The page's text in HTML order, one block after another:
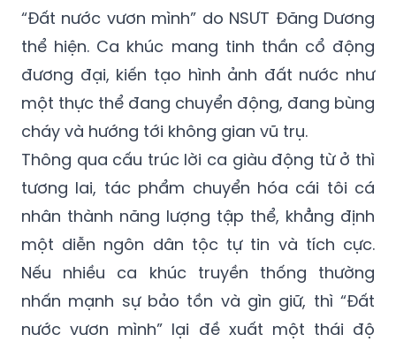
“Đất nước vươn mình” do NSƯT Đăng Dương
thể hiện. Ca khúc mang tinh thần cổ động
đương đại, kiến tạo hình ảnh đất nước như
một thực thể đang chuyển động, đang bùng
cháy và hướng tới không gian vũ trụ.
Thông qua cấu trúc lời ca giàu động từ ở thì
tương lai, tác phẩm chuyển hóa cái tôi cá
nhân thành năng lượng tập thể, khẳng định
một diễn ngôn dân tộc tự tin và tích cực.
Nếu nhiều ca khúc truyền thống thường
nhấn mạnh sự bảo tồn và gìn giữ, thì “Đất
nước vươn mình” lại đề xuất một thái độ